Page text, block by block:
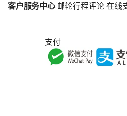
客户服务中心 邮轮行程评论 在线
支付